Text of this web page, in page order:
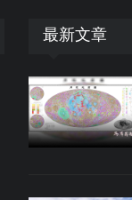
最新文章